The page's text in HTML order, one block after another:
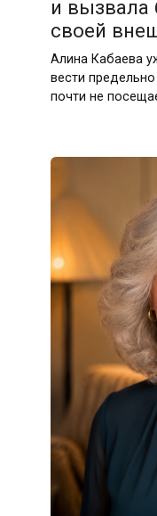
и вызвала
своей
Алина Кабаева
вести
почти не